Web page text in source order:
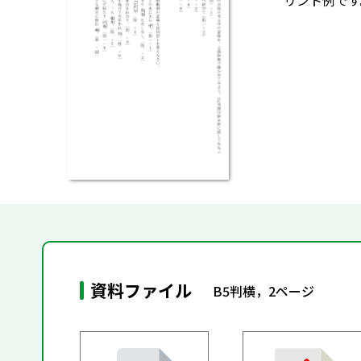
資料ファイル B5判横，2ページ